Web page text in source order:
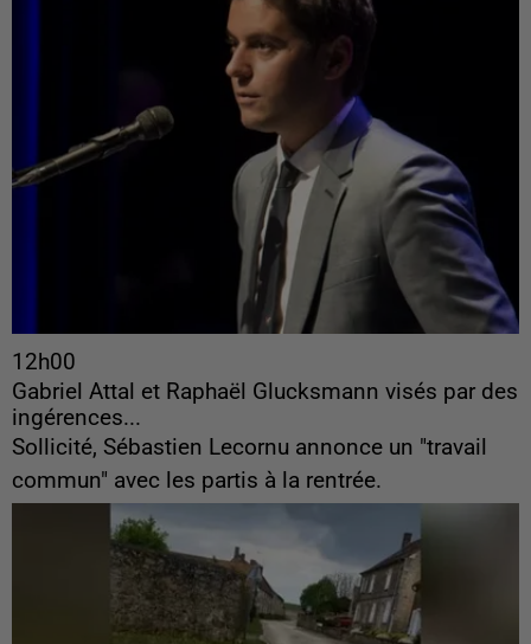
12h00
Gabriel Attal et Raphaël Glucksmann visés par des
ingérences...
Sollicité, Sébastien Lecornu annonce un "travail
commun" avec les partis à la rentrée.